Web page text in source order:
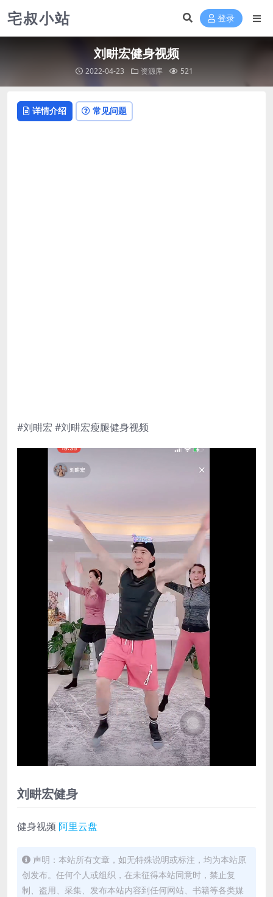
宅叔小站 登录
刘畊宏健身视频
2022-04-23 资源库 521
详情介绍 常见问题
#刘畊宏 #刘畊宏瘦腿健身视频
刘畊宏健身
健身视频 阿里云盘
声明：本站所有文章，如无特殊说明或标注，均为本站原
创发布。任何个人或组织，在未征得本站同意时，禁止复
制、盗用、采集、发布本站内容到任何网站、书籍等各类媒